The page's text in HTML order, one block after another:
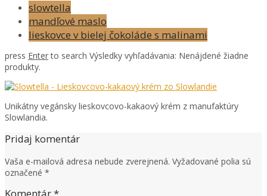
slowtella
mandľové maslo
lieskovce v bielej čokoláde s malinami
press Enterto search Výsledky vyhľadávania: Nenájdené žiadne
produkty.
Unikátny vegánsky lieskovcovo-kakaový krém z manufaktúry
Slowlandia.
Pridaj komentár
Vaša e-mailová adresa nebude zverejnená. Vyžadované polia sú
označené *
Komentár*